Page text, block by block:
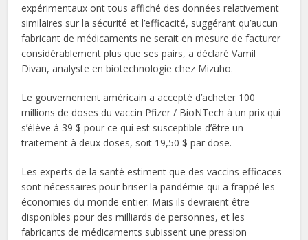
expérimentaux ont tous affiché des données relativement
similaires sur la sécurité et l’efficacité, suggérant qu’aucun
fabricant de médicaments ne serait en mesure de facturer
considérablement plus que ses pairs, a déclaré Vamil
Divan, analyste en biotechnologie chez Mizuho.
Le gouvernement américain a accepté d’acheter 100
millions de doses du vaccin Pfizer / BioNTech à un prix qui
s’élève à 39 $ pour ce qui est susceptible d’être un
traitement à deux doses, soit 19,50 $ par dose.
Les experts de la santé estiment que des vaccins efficaces
sont nécessaires pour briser la pandémie qui a frappé les
économies du monde entier. Mais ils devraient être
disponibles pour des milliards de personnes, et les
fabricants de médicaments subissent une pression